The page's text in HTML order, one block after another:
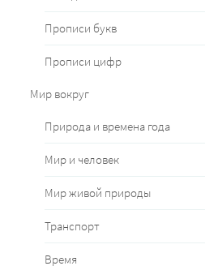
Прописи букв
Прописи цифр
Мир вокруг
Природа и времена года
Мир и человек
Мир живой природы
Транспорт
Время